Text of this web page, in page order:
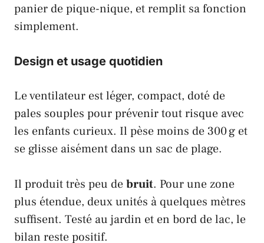
panier de pique-nique, et remplit sa fonction
simplement.
Design et usage quotidien
Le ventilateur est léger, compact, doté de
pales souples pour prévenir tout risque avec
les enfants curieux. Il pèse moins de 300 g et
se glisse aisément dans un sac de plage.
Il produit très peu debruit. Pour une zone
plus étendue, deux unités à quelques mètres
suffisent. Testé au jardin et en bord de lac, le
bilan reste positif.